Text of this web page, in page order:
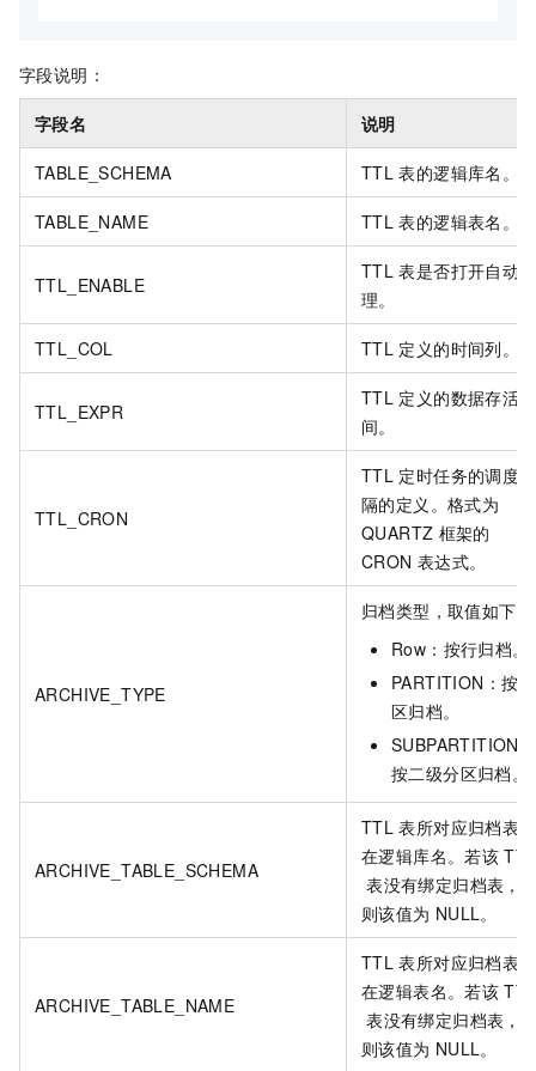
字段说明：
字段名 说明
TABLE_SCHEMA TTL 表的逻辑库名。
TABLE_NAME TTL 表的逻辑表名。
TTL_ENABLE
TTL 表是否打开自动清
理。
TTL_COL TTL 定义的时间列。
TTL_EXPR
TTL 定义的数据存活时
间。
TTL_CRON
TTL 定时任务的调度间
隔的定义。格式为
QUARTZ 框架的
CRON 表达式。
ARCHIVE_TYPE
归档类型，取值如下：
Row：按行归档。
PARTITION：按分
区归档。
SUBPARTITION：
按二级分区归档。
ARCHIVE_TABLE_SCHEMA
TTL 表所对应归档表所
在逻辑库名。若该 TTL
表没有绑定归档表，
则该值为 NULL。
ARCHIVE_TABLE_NAME
TTL 表所对应归档表所
在逻辑表名。若该 TTL
表没有绑定归档表，
则该值为 NULL。